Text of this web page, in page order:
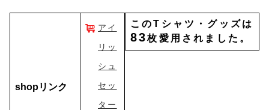
このTシャツ・グッズは
83枚愛用されました。
shopリンク
アイ
リッ
シュ
セッ
ター